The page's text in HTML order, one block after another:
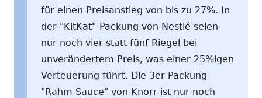
für einen Preisanstieg von bis zu 27%. In
der "KitKat"-Packung von Nestlé seien
nur noch vier statt fünf Riegel bei
unverändertem Preis, was einer 25%igen
Verteuerung führt. Die 3er-Packung
"Rahm Sauce" von Knorr ist nur noch